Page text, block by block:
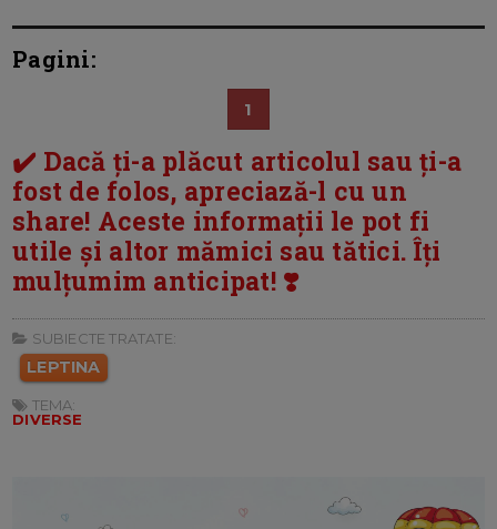
Pagini:
1
✔️ Dacă ți-a plăcut articolul sau ți-a
fost de folos, apreciază-l cu un
share! Aceste informații le pot fi
utile și altor mămici sau tătici. Îți
mulțumim anticipat! ❣️
SUBIECTE TRATATE:
LEPTINA
TEMA:
DIVERSE